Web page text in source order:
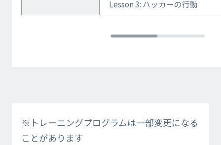
Lesson 3: ハッカーの行動
※トレーニングプログラムは一部変更になる
ことがあります